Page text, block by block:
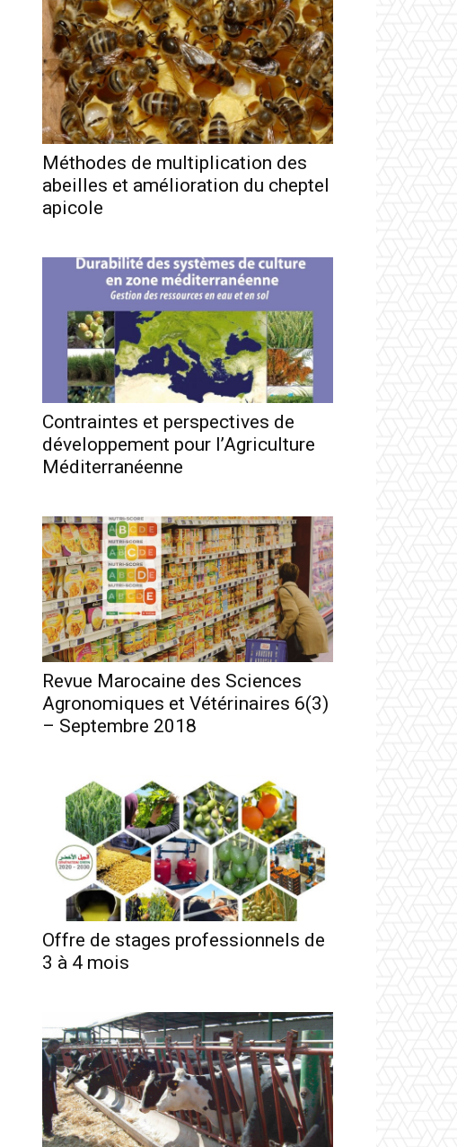
Méthodes de multiplication des
abeilles et amélioration du cheptel
apicole
Contraintes et perspectives de
développement pour l’Agriculture
Méditerranéenne
Revue Marocaine des Sciences
Agronomiques et Vétérinaires 6(3)
– Septembre 2018
Offre de stages professionnels de
3 à 4 mois